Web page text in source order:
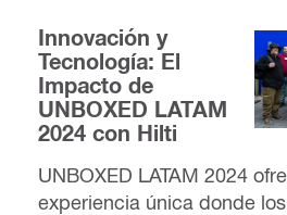
Innovación y
Tecnología: El
Impacto de
UNBOXED LATAM
2024 con Hilti
UNBOXED LATAM 2024
experiencia única donde